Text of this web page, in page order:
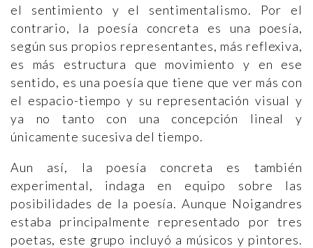
el sentimiento y el sentimentalismo. Por el
contrario, la poesía concreta es una poesía,
según sus propios representantes, más reflexiva,
es más estructura que movimiento y en ese
sentido, es una poesía que tiene que ver más con
el espacio-tiempo y su representación visual y
ya no tanto con una concepción lineal y
únicamente sucesiva del tiempo.
Aun así, la poesía concreta es también
experimental, indaga en equipo sobre las
posibilidades de la poesía. Aunque Noigandres
estaba principalmente representado por tres
poetas, este grupo incluyó a músicos y pintores.